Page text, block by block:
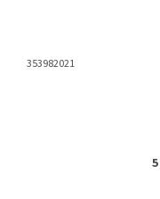
353982021
5